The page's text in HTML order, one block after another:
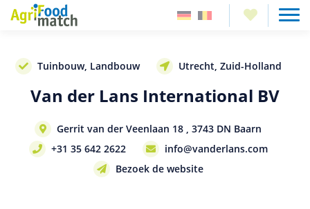
Tuinbouw, Landbouw Utrecht, Zuid-Holland
Van der Lans International BV
Gerrit van der Veenlaan 18 , 3743 DN Baarn
+31 35 642 2622
info@vanderlans.com
Bezoek de website